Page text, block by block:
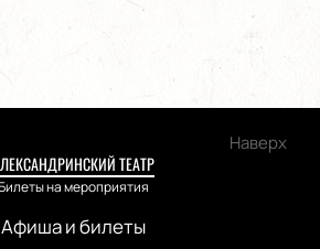
Наверх
ТЕАТР
на мероприятия
Афиша и билеты